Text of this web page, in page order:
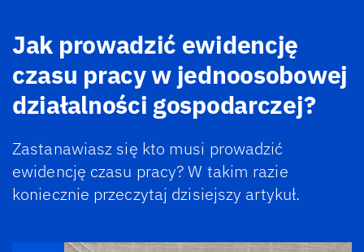
Jak prowadzić ewidencję
czasu pracy w jednoosobowej
działalności gospodarczej?
Zastanawiasz się kto musi prowadzić
ewidencję czasu pracy? W takim razie
koniecznie przeczytaj dzisiejszy artykuł.